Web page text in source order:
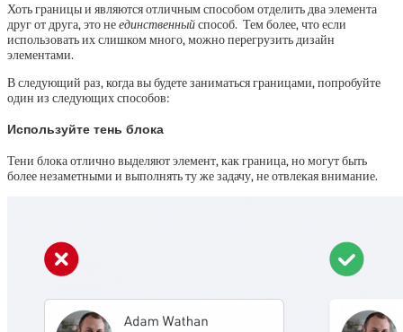
Хоть границы и являются отличным способом отделить два элемента
друг от друга, это неединственныйспособ. Тем более, что если
использовать их слишком много, можно перегрузить дизайн
элементами.
В следующий раз, когда вы будете заниматься границами, попробуйте
один из следующих способов:
Используйте тень блока
Тени блока отлично выделяют элемент, как граница, но могут быть
более незаметными и выполнять ту же задачу, не отвлекая внимание.